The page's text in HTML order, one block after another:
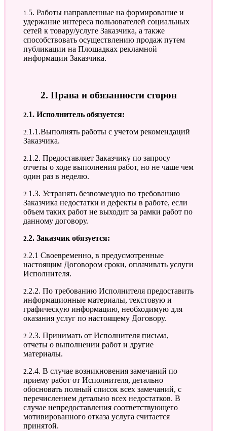
1.5. Работы направленные на формирование и
удержание интереса пользователей социальных
сетей к товару/услуге Заказчика, а также
способствовать осуществлению продаж путем
публикации на Площадках рекламной
информации Заказчика.
2. Права и обязанности сторон
2.1. Исполнитель обязуется:
2.1.1.Выполнять работы с учетом рекомендаций
Заказчика.
2.1.2. Предоставляет Заказчику по запросу
отчеты о ходе выполнения работ, но не чаше чем
один раз в неделю.
2.1.3. Устранять безвозмездно по требованию
Заказчика недостатки и дефекты в работе, если
объем таких работ не выходит за рамки работ по
данному договору.
2.2. Заказчик обязуется:
2.2.1 Своевременно, в предусмотренные
настоящим Договором сроки, оплачивать услуги
Исполнителя.
2.2.2. По требованию Исполнителя предоставить
информационные материалы, текстовую и
графическую информацию, необходимую для
оказания услуг по настоящему Договору.
2.2.3. Принимать от Исполнителя письма,
отчеты о выполнении работ и другие
материалы.
2.2.4. В случае возникновения замечаний по
приему работ от Исполнителя, детально
обосновать полный список всех замечаний, с
перечислением детально всех недостатков. В
случае непредоставления соответствующего
мотивированного отказа услуга считается
принятой.